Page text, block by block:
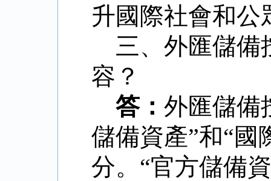
升國際社會和公
三、外匯儲備
容？
答： 外匯儲備
儲備資產”和“國
分。 “官方儲備